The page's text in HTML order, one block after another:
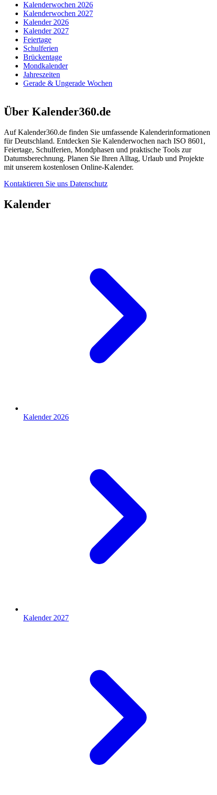
Kalenderwochen 2026
Kalenderwochen 2027
Kalender 2026
Kalender 2027
Feiertage
Schulferien
Brückentage
Mondkalender
Jahreszeiten
Gerade & Ungerade Wochen
Über Kalender360.de
Auf Kalender360.de finden Sie umfassende Kalenderinformationen
für Deutschland. Entdecken Sie Kalenderwochen nach ISO 8601,
Feiertage, Schulferien, Mondphasen und praktische Tools zur
Datumsberechnung. Planen Sie Ihren Alltag, Urlaub und Projekte
mit unserem kostenlosen Online-Kalender.
Kontaktieren Sie uns Datenschutz
Kalender
Kalender 2026
Kalender 2027